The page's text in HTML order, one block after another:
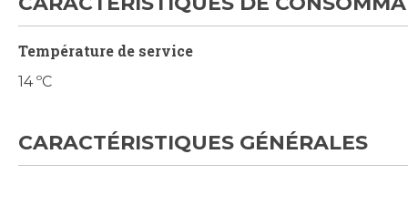
Température de service
14 ºC
CARACTÉRISTIQUES GÉNÉRALES